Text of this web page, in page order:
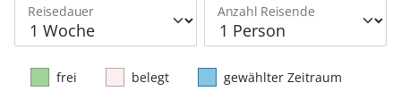
Reisedauer Anzahl Reisende
frei belegt gewählter Zeitraum